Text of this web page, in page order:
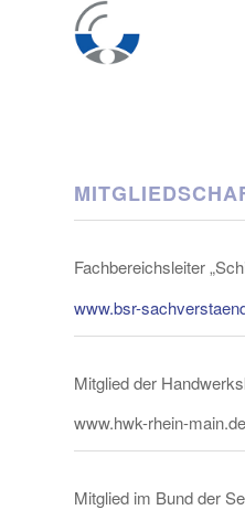
Fachbereichsleiter
www.bsr-
Mitglied der
www.hwk-rhein-main.de
Mitglied im Bund der